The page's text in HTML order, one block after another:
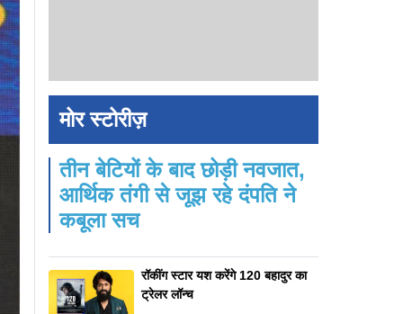
मोर स्टोरीज़
तीन बेटियों के बाद छोड़ी नवजात,
आर्थिक तंगी से जूझ रहे दंपति ने
कबूला सच
रॉकींग स्टार यश करेंगे 120 बहादुर का
ट्रेलर लॉन्च